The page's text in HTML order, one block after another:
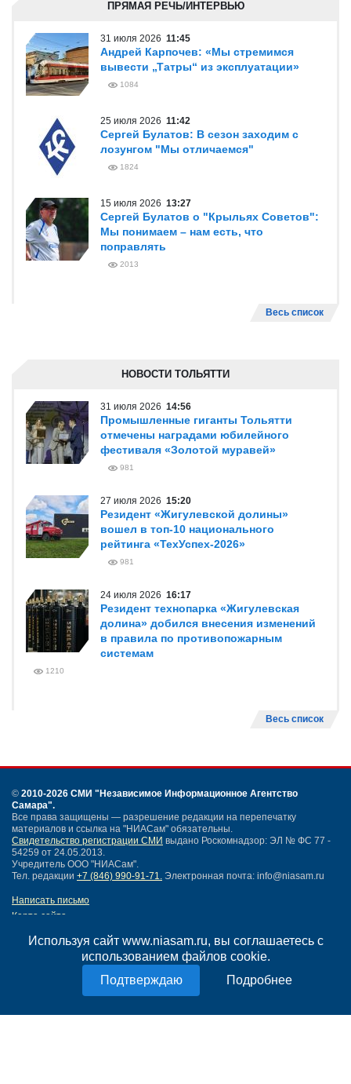
Используя сайт www.niasam.ru, вы соглашаетесь с
использованием файлов cookie.
Подробнее
ПРЯМАЯ РЕЧЬ/ИНТЕРВЬЮ
31 июля 2026 11:45
Андрей Карпочев: «Мы стремимся
вывести „Татры“ из эксплуатации»
1084
25 июля 2026 11:42
Сергей Булатов: В сезон заходим с
лозунгом "Мы отличаемся"
1824
15 июля 2026 13:27
Сергей Булатов о "Крыльях Советов":
Мы понимаем – нам есть, что
поправлять
2013
Весь список
НОВОСТИ ТОЛЬЯТТИ
31 июля 2026 14:56
Промышленные гиганты Тольятти
отмечены наградами юбилейного
фестиваля «Золотой муравей»
981
27 июля 2026 15:20
Резидент «Жигулевской долины»
вошел в топ-10 национального
рейтинга «ТехУспех-2026»
981
24 июля 2026 16:17
Резидент технопарка «Жигулевская
долина» добился внесения изменений
в правила по противопожарным
системам
1210
Весь список
© 2010-2026 СМИ "Независимое Информационное Агентство
Самара".
Все права защищены — разрешение редакции на перепечатку
материалов и ссылка на "НИАСам" обязательны.
Свидетельство регистрации СМИ выдано Роскомнадзор: ЭЛ № ФС 77 -
54259 от 24.05.2013.
Учредитель ООО "НИАСам".
Тел. редакции +7 (846) 990-91-71. Электронная почта: info@niasam.ru
Написать письмо
Карта сайта
Политика конфиденциальности
Согласие на обработку персональных данных